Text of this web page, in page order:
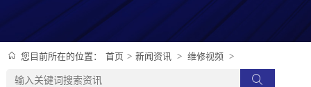
您目前所在的位置： 首页 > 新闻资讯 > 维修视频 >